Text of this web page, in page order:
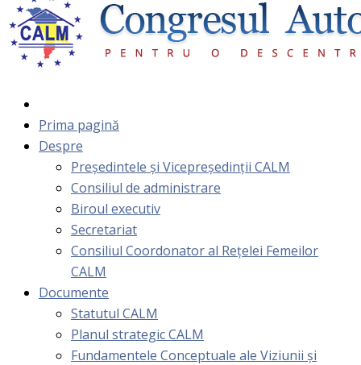
Prima pagină
Despre
Președintele și Vicepreședinții CALM
Consiliul de administrare
Biroul executiv
Secretariat
Consiliul Coordonator al Rețelei Femeilor
CALM
Documente
Statutul CALM
Planul strategic CALM
Fundamentele Conceptuale ale Viziunii și